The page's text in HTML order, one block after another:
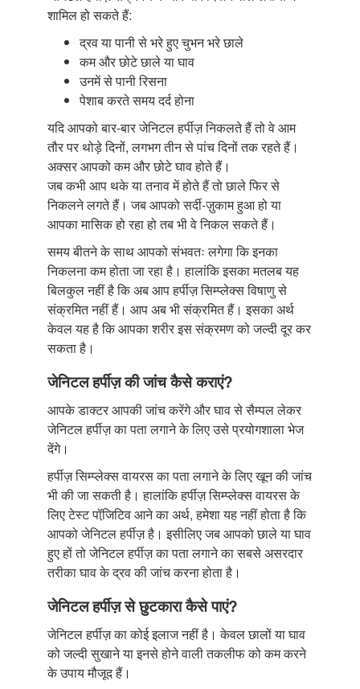
शामिल हो सकते हैं:
द्रव या पानी से भरे हुए चुभन भरे छाले
कम और छोटे छाले या घाव
उनमें से पानी रिसना
पेशाब करते समय दर्द होना
यदि आपको बार-बार जेनिटल हर्पीज़ निकलते हैं तो वे आम
तौर पर थोड़े दिनों, लगभग तीन से पांच दिनों तक रहते हैं।
अक्सर आपको कम और छोटे घाव होते हैं।
जब कभी आप थके या तनाव में होते हैं तो छाले फिर से
निकलने लगते हैं। जब आपको सर्दी-ज़ुकाम हुआ हो या
आपका मासिक हो रहा हो तब भी वे निकल सकते हैं।
समय बीतने के साथ आपको संभवतः लगेगा कि इनका
निकलना कम होता जा रहा है। हालांकि इसका मतलब यह
बिलकुल नहीं है कि अब आप हर्पीज़ सिम्प्लेक्स विषाणु से
संक्रमित नहीं हैं। आप अब भी संक्रमित हैं। इसका अर्थ
केवल यह है कि आपका शरीर इस संक्रमण को जल्दी दूर कर
सकता है।
जेनिटल हर्पीज़ की जांच कैसे कराएं?
आपके डाक्टर आपकी जांच करेंगे और घाव से सैम्पल लेकर
जेनिटल हर्पीज़ का पता लगाने के लिए उसे प्रयोगशाला भेज
देंगे।
हर्पीज़ सिम्प्लेक्स वायरस का पता लगाने के लिए खून की जांच
भी की जा सकती है। हालांकि हर्पीज़ सिम्प्लेक्स वायरस के
लिए टेस्ट पॉजि़टिव आने का अर्थ, हमेशा यह नहीं होता है कि
आपको जेनिटल हर्पीज़ है। इसीलिए जब आपको छाले या घाव
हुए हों तो जेनिटल हर्पीज़ का पता लगाने का सबसे असरदार
तरीका घाव के द्रव की जांच करना होता है।
जेनिटल हर्पीज़ से छुटकारा कैसे पाएं?
जेनिटल हर्पीज़ का कोई इलाज नहीं है। केवल छालों या घाव
को जल्दी सुखाने या इनसे होने वाली तकलीफ को कम करने
के उपाय मौजूद हैं।